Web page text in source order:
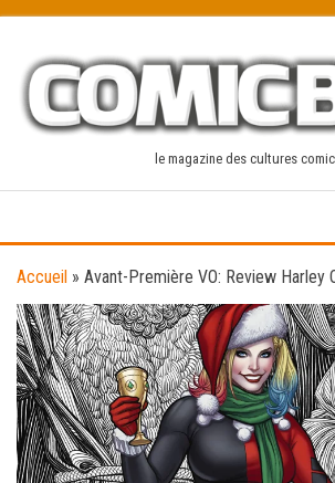
content
le magazine des cultures
Accueil » Avant-Première VO: Review Harley